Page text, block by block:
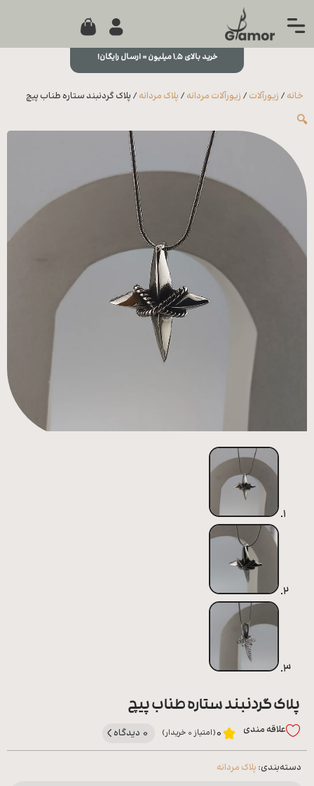
جستجو...
مجله
تماس
با ما
علاقه
مندی
محصولات
0
خرید بالای ۱,۵ میلیون = ارسال رایگان!
خانه / زیورآلات / زیورآلات مردانه / پلاک مردانه / پلاک گردنبند ستاره طناب پیچ
🔍
پلاک گردنبند ستاره طناب پیچ
علاقه‌ مندی 0(امتیاز 0 خریدار) 0 دیدگاه
دسته‌بندی: پلاک مردانه